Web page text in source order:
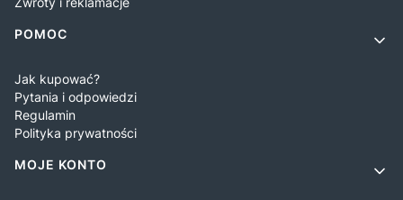
POMOC
Jak kupować?
Pytania i odpowiedzi
Regulamin
Polityka prywatności
MOJE KONTO